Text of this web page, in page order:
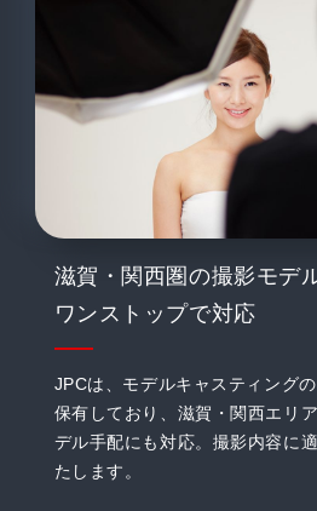
滋賀・関西圏の撮影モデ
ワンストップで対応
JPCは、モデルキャスティング
保有しており、滋賀・関西エリ
デル手配にも対応。撮影内容に
たします。